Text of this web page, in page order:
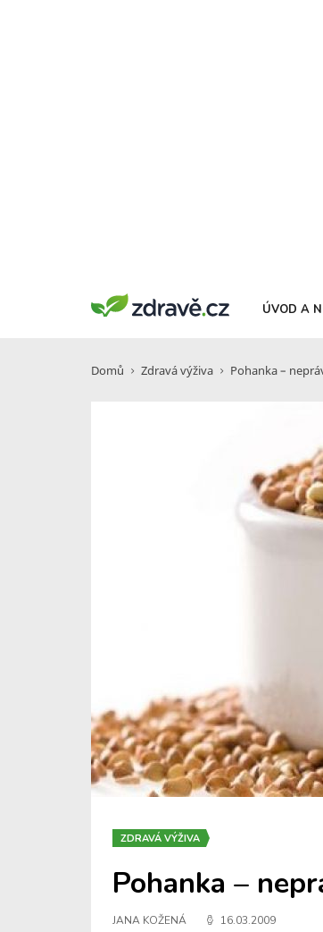
ÚVOD A
Domů Zdravá výživa Pohanka –
ZDRAVÁ VÝŽIVA
Pohanka –
JANA KOŽENÁ 16.03.2009